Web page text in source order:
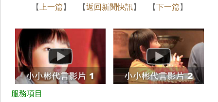
【 上一篇 】 【返回新聞快訊】 【下一篇 】